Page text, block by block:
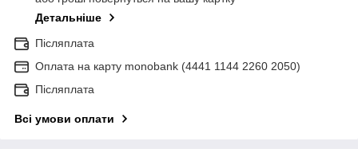
Детальніше
Післяплата
Оплата на карту monobank (4441 1144 2260 2050)
Післяплата
Всі умови оплати